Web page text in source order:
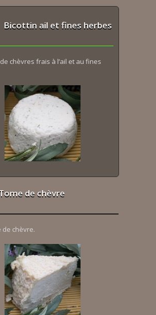
Bicottin ail et fines herbes
chèvres frais à l’ail et au fines
de chèvre
de chèvre.